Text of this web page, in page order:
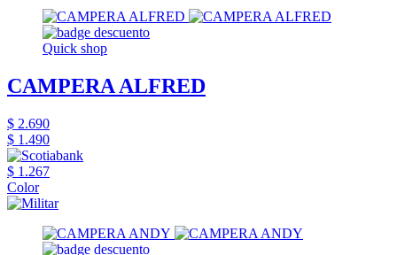
Quick shop
CAMPERA ALFRED
$ 2.690
$ 1.490
$ 1.267
Color